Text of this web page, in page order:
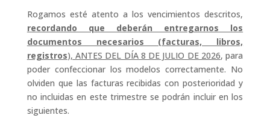
Rogamos esté atento a los vencimientos descritos,
recordando que deberán entregarnos los
documentos necesarios (facturas, libros,
registros), ANTES DEL DÍA 8 DE JULIO DE 2026, para
poder confeccionar los modelos correctamente. No
olviden que las facturas recibidas con posterioridad y
no incluidas en este trimestre se podrán incluir en los
siguientes.